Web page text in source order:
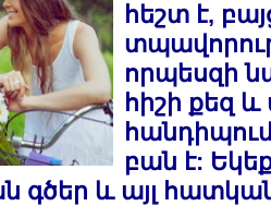
հեշտ է,
որպեսզի
հիշի քեզ
բան է:
գծեր և այլ